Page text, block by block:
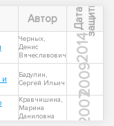
Автор Д
а
т
а
з
а
щ
и
т ы
Черных,
Денис
Вячеславович
2014
и
Бадулин,
Сергей Ильич
2009
Кравчишина,
Марина
Даниловна
2007